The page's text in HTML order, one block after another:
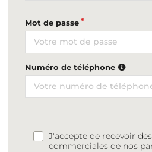
Mot de passe
Numéro de téléphone
J'accepte de recevoir
commerciales de nos